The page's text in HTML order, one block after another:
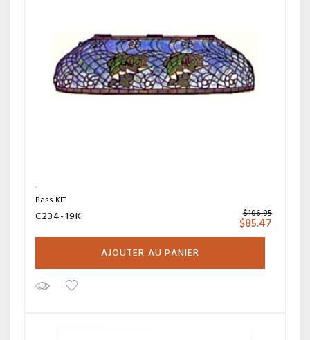
Bass KIT
C234-19K $106.95
$85.47
AJOUTER AU PANIER